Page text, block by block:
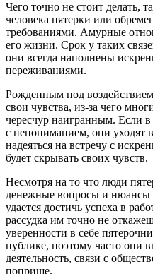
Чего точно не стоит делать,
человека пятерки или
требованиями. Амурные
его жизни. Срок у таких
они всегда наполнены
переживаниями.
Рожденным под
свои чувства, из-за чего
чересчур наигранным. Если
с непониманием, они уходят
надеяться на встречу с
будет скрывать своих чувств.
Несмотря на то что люди
денежные вопросы и нюансы
удается достичь успеха в
рассудка им точно не
уверенности в себе
публике, поэтому часто они
деятельность, связи с
поприще.